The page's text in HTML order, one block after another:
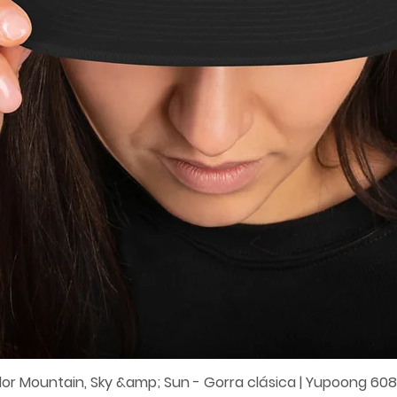
Vista rápida
Mountain, Sky &amp; Sun - Gorra clásica | Yupoong